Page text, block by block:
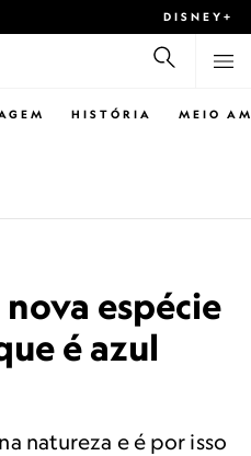
DISNEY+
HISTÓRIA MEIO
espécie
é azul
natureza e é por isso